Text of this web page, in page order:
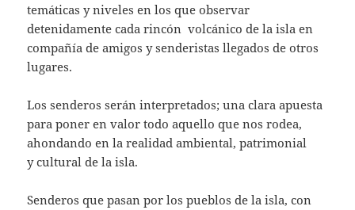
temáticas y niveles en los que observar
detenidamente cada rincón volcánico de la isla en
compañía de amigos y senderistas llegados de otros
lugares.
Los senderos serán interpretados; una clara apuesta
para poner en valor todo aquello que nos rodea,
ahondando en la realidad ambiental, patrimonial
y cultural de la isla.
Senderos que pasan por los pueblos de la isla, con